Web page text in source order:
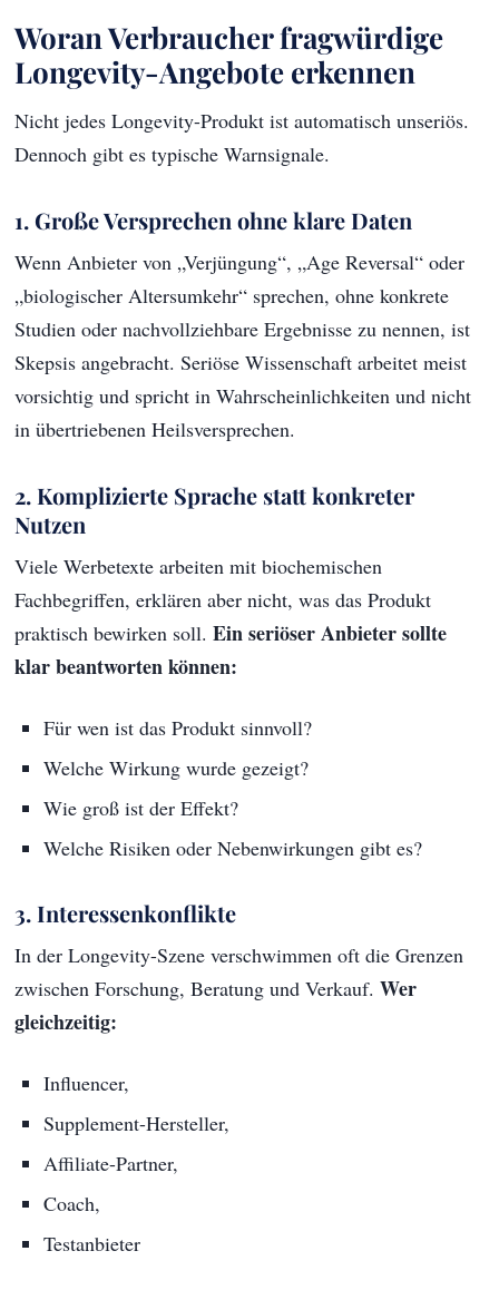
Woran Verbraucher fragwürdige
Longevity-Angebote erkennen
Nicht jedes Longevity-Produkt ist automatisch unseriös.
Dennoch gibt es typische Warnsignale.
1. Große Versprechen ohne klare Daten
Wenn Anbieter von „Verjüngung“, „Age Reversal“ oder
„biologischer Altersumkehr“ sprechen, ohne konkrete
Studien oder nachvollziehbare Ergebnisse zu nennen, ist
Skepsis angebracht. Seriöse Wissenschaft arbeitet meist
vorsichtig und spricht in Wahrscheinlichkeiten und nicht
in übertriebenen Heilsversprechen.
2. Komplizierte Sprache statt konkreter
Nutzen
Viele Werbetexte arbeiten mit biochemischen
Fachbegriffen, erklären aber nicht, was das Produkt
praktisch bewirken soll.Ein seriöser Anbieter sollte
klar beantworten können:
Für wen ist das Produkt sinnvoll?
Welche Wirkung wurde gezeigt?
Wie groß ist der Effekt?
Welche Risiken oder Nebenwirkungen gibt es?
3. Interessenkonflikte
In der Longevity-Szene verschwimmen oft die Grenzen
zwischen Forschung, Beratung und Verkauf.Wer
gleichzeitig:
Influencer,
Supplement-Hersteller,
Affiliate-Partner,
Coach,
Testanbieter